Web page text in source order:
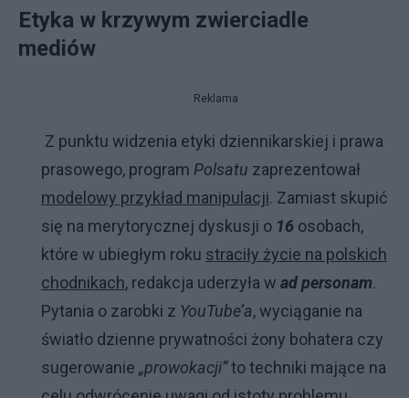
Etyka w krzywym zwierciadle
mediów
Reklama
Z punktu widzenia etyki dziennikarskiej i prawa
prasowego, program Polsatu zaprezentował
modelowy przykład manipulacji. Zamiast skupić
się na merytorycznej dyskusji o 16 osobach,
które w ubiegłym roku straciły życie na polskich
chodnikach, redakcja uderzyła w ad personam.
Pytania o zarobki z YouTube’a, wyciąganie na
światło dzienne prywatności żony bohatera czy
sugerowanie „prowokacji”to techniki mające na